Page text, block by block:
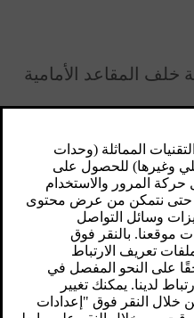
خلف المقاعد الأمامية